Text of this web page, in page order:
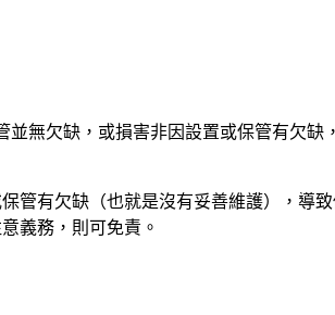
並無欠缺，或損害非因設置或保管有欠缺
管有欠缺（也就是沒有妥善維護），導
義務，則可免責。